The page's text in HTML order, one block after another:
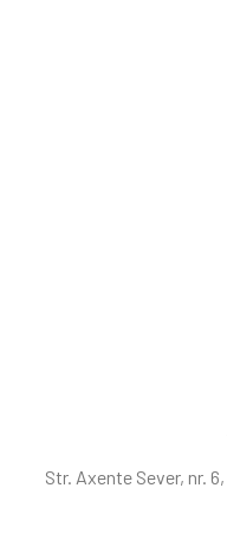
Str. Axente Sever, nr.